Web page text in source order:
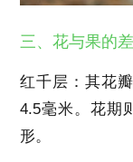
三、花与果的
红千层：其花
4.5毫米。花期
形。